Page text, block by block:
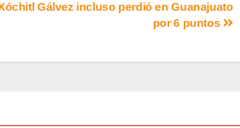
Gálvez incluso perdió en Guanajuato
por 6 puntos